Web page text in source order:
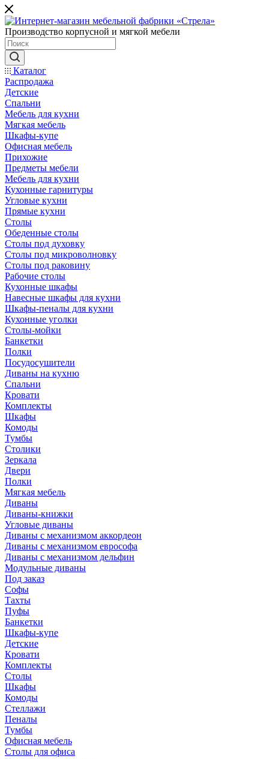
Производство корпусной и мягкой мебели
Каталог
Распродажа
Детские
Спальни
Мебель для кухни
Мягкая мебель
Шкафы-купе
Офисная мебель
Прихожие
Предметы мебели
Мебель для кухни
Кухонные гарнитуры
Угловые кухни
Прямые кухни
Столы
Обеденные столы
Столы под духовку
Столы под микроволновку
Столы под раковину
Рабочие столы
Кухонные шкафы
Навесные шкафы для кухни
Шкафы-пеналы для кухни
Кухонные уголки
Столы-мойки
Банкетки
Полки
Посудосушители
Диваны на кухню
Спальни
Кровати
Комплекты
Шкафы
Комоды
Тумбы
Столики
Зеркала
Двери
Полки
Мягкая мебель
Диваны
Диваны-книжки
Угловые диваны
Диваны с механизмом аккордеон
Диваны с механизмом еврософа
Диваны с механизмом дельфин
Модульные диваны
Под заказ
Софы
Тахты
Пуфы
Банкетки
Шкафы-купе
Детские
Кровати
Комплекты
Столы
Шкафы
Комоды
Стеллажи
Пеналы
Тумбы
Офисная мебель
Столы для офиса